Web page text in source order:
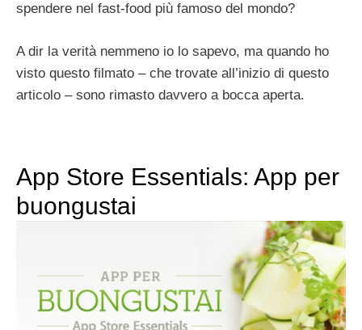
spendere nel fast-food più famoso del mondo?
A dir la verità nemmeno io lo sapevo, ma quando ho
visto questo filmato – che trovate all’inizio di questo
articolo – sono rimasto davvero a bocca aperta.
App Store Essentials: App per
buongustai